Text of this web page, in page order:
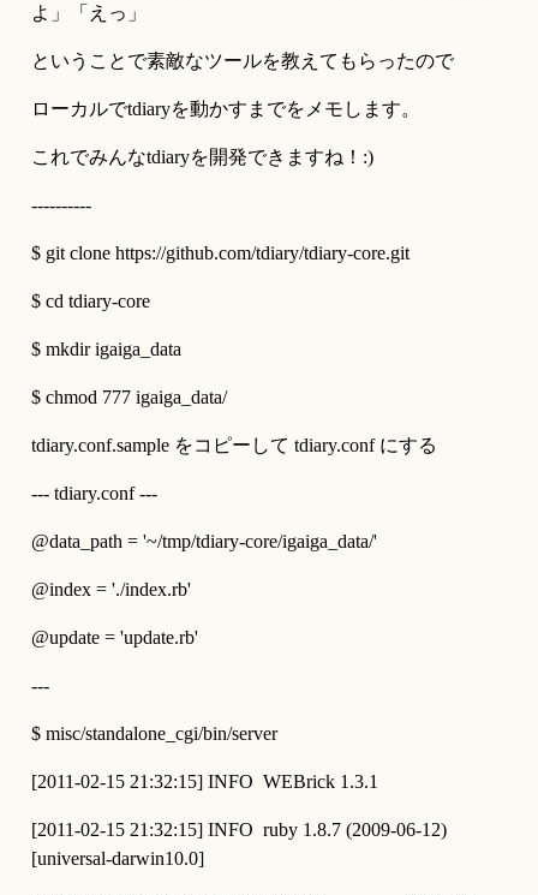
よ」「えっ」
ということで素敵なツールを教えてもらったので
ローカルでtdiaryを動かすまでをメモします。
これでみんなtdiaryを開発できますね！:)
----------
$ git clone https://github.com/tdiary/tdiary-core.git
$ cd tdiary-core
$ mkdir igaiga_data
$ chmod 777 igaiga_data/
tdiary.conf.sample をコピーして tdiary.conf にする
--- tdiary.conf ---
@data_path = '~/tmp/tdiary-core/igaiga_data/'
@index = './index.rb'
@update = 'update.rb'
---
$ misc/standalone_cgi/bin/server
[2011-02-15 21:32:15] INFO  WEBrick 1.3.1
[2011-02-15 21:32:15] INFO  ruby 1.8.7 (2009-06-12)
[universal-darwin10.0]